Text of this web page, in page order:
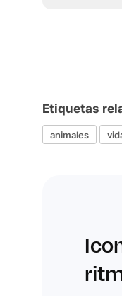
Etiquetas
animales